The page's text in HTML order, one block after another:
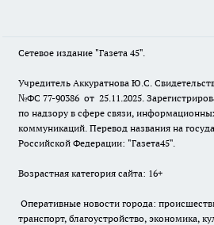
Сетевое издание "Газета 45".
Учредитель Аккуратнова Ю.С.
№ФС 77-90386 от 25.11.2025.
по надзору в сфере связи,
коммуникаций. Перевод названия на
Российской Федерации: "Газета45".
Возрастная категория сайта: 16+
Оперативные новости города:
транспорт, благоустройство, экономика,